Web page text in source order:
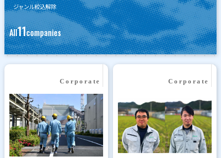
ジャンル絞込解除
All11companies